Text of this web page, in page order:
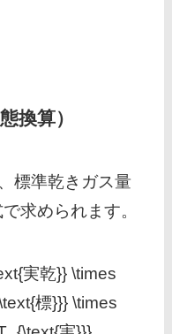
換算）
標準乾きガス量
求められます。
実乾}} \times
標}}} \times